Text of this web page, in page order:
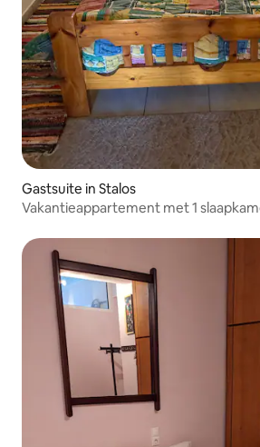
Gastsuite in Stalos
Vakantieappartement met 1